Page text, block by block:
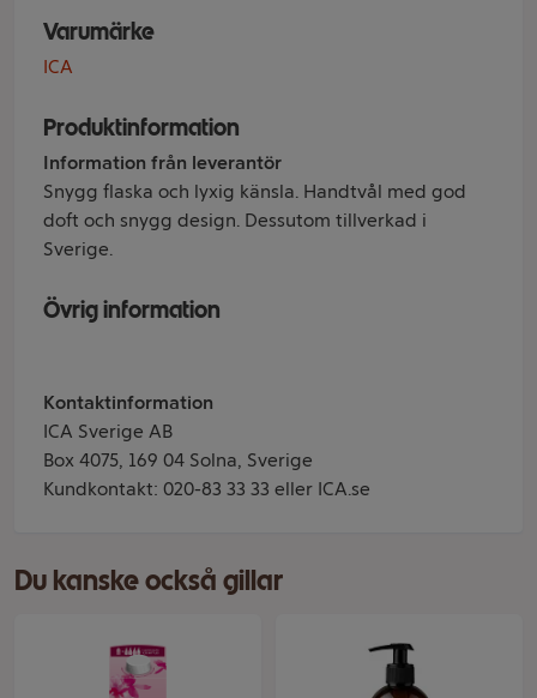
Varumärke
ICA
Produktinformation
Information från leverantör
Snygg flaska och lyxig känsla. Handtvål med god
doft och snygg design. Dessutom tillverkad i
Sverige.
Övrig information
Kontaktinformation
ICA Sverige AB
Box 4075, 169 04 Solna, Sverige
Kundkontakt: 020-83 33 33 eller ICA.se
Du kanske också gillar